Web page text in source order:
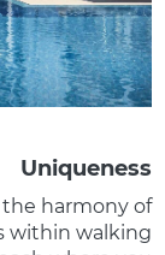
Uniqueness
the harmony of
within walking